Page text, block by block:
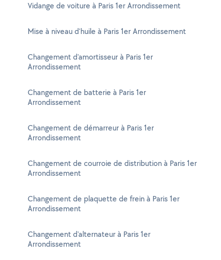
Vidange de voiture à Paris 1er Arrondissement
Mise à niveau d'huile à Paris 1er Arrondissement
Changement d'amortisseur à Paris 1er
Arrondissement
Changement de batterie à Paris 1er
Arrondissement
Changement de démarreur à Paris 1er
Arrondissement
Changement de courroie de distribution à Paris 1er
Arrondissement
Changement de plaquette de frein à Paris 1er
Arrondissement
Changement d'alternateur à Paris 1er
Arrondissement